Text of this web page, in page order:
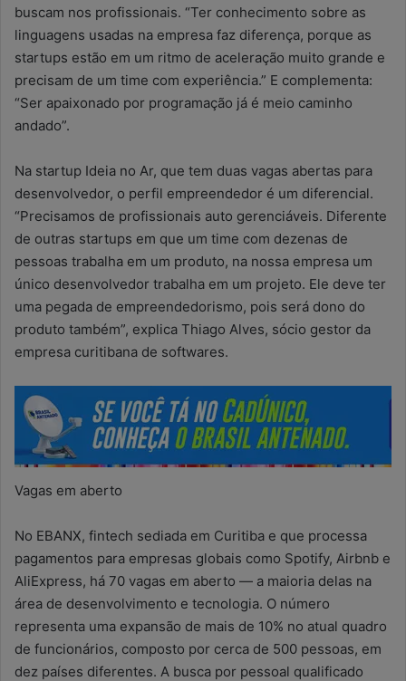
buscam nos profissionais. “Ter conhecimento sobre as
linguagens usadas na empresa faz diferença, porque as
startups estão em um ritmo de aceleração muito grande e
precisam de um time com experiência.” E complementa:
“Ser apaixonado por programação já é meio caminho
andado”.
Na startup Ideia no Ar, que tem duas vagas abertas para
desenvolvedor, o perfil empreendedor é um diferencial.
“Precisamos de profissionais auto gerenciáveis. Diferente
de outras startups em que um time com dezenas de
pessoas trabalha em um produto, na nossa empresa um
único desenvolvedor trabalha em um projeto. Ele deve ter
uma pegada de empreendedorismo, pois será dono do
produto também”, explica Thiago Alves, sócio gestor da
empresa curitibana de softwares.
Vagas em aberto
No EBANX, fintech sediada em Curitiba e que processa
pagamentos para empresas globais como Spotify, Airbnb e
AliExpress, há 70 vagas em aberto — a maioria delas na
área de desenvolvimento e tecnologia. O número
representa uma expansão de mais de 10% no atual quadro
de funcionários, composto por cerca de 500 pessoas, em
dez países diferentes. A busca por pessoal qualificado